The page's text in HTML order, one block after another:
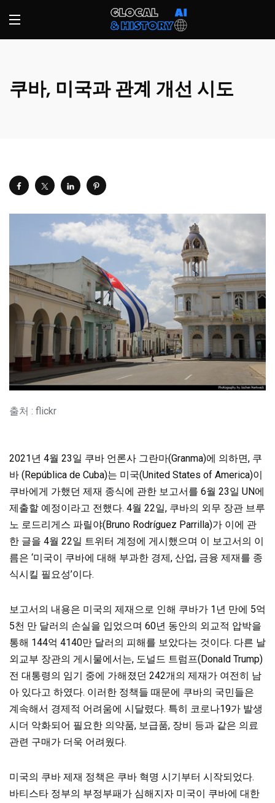
쿠바, 미국과 관계 개선 시도
출처 : flickr
2021년 4월 23일 쿠바 언론사 그란마(Granma)에 의하면, 쿠
바 (República de Cuba)는 미국(United States of America)이
쿠바에게 가했던 제재 종식에 관한 보고서를 6월 23일 UN에
제출할 예정이라고 전했다. 4월 22일, 쿠바의 외무 장관 브루
노 로드리게스 파릴야(Bruno Rodríguez Parrilla)가 이에 관
한 글을 4월 22일 트위터 계정에 게시했으며 이 보고서의 이
름은 ‘미국이 쿠바에 대해 부과한 경제, 산업, 금융 제재를 종
식시킬 필요성’이다.
보고서의 내용은 미국의 제재으로 인해 쿠바가 1년 만에 5억
5천 만 달러의 손실을 입었으며 60년 동안의 외교적 압박을
통해 144억 4140만 달러의 피해를 보았다는 것이다. 다른 날
외교부 장관의 게시물에서는, 도널드 트럼프(Donald Trump)
전 대통령의 임기 중에 가해졌던 242개의 제재가 여전히 남
아 있다고 하였다. 이러한 정책들 때문에 쿠바의 국민들은
계속해서 경제적 어려움에 시달렸다. 특히 코로나19가 발생
시더 악화되어 필요한 의약품, 보급품, 장비 등과 같은 의료
관련 구매가 더욱 어려웠다.
미국의 쿠바 제재 정책은 쿠바 혁명 시기부터 시작되었다.
바티스타 정부의 부정부패가 심해지자 미국이 쿠바에 대한